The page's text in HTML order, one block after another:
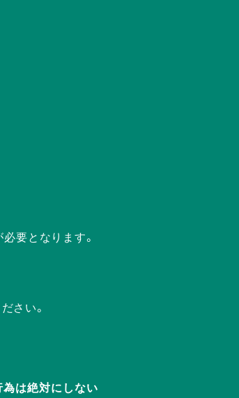
要となります。
さい。
は絶対にしない